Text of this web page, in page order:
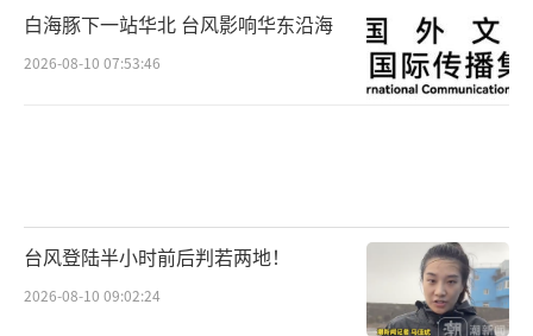
白海豚下一站华北 台风影响华东沿海
2026-08-10 07:53:46
台风登陆半小时前后判若两地！
2026-08-10 09:02:24